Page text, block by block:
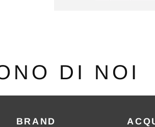
DI NOI
BRAND